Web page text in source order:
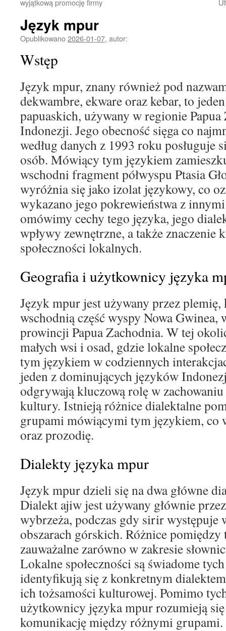
wyjątkową promocję firmy
Język mpur
Opublikowano2026-01-07, autor:
Wstęp
Język mpur, znany również pod
dekwambre, ekware oraz kebar, to
papuaskich, używany w regionie
Indonezji. Jego obecność sięga co
według danych z 1993 roku posługuje
osób. Mówiący tym językiem
wschodni fragment półwyspu Ptasia
wyróżnia się jako izolat językowy, co
wykazano jego pokrewieństwa z
omówimy cechy tego języka, jego
wpływy zewnętrzne, a także znaczenie
społeczności lokalnych.
Geografia i użytkownicy języka
Język mpur jest używany przez
wschodnią część wyspy Nowa Gwinea,
prowincji Papua Zachodnia. W tej
małych wsi i osad, gdzie lokalne
tym językiem w codziennych
jeden z dominujących języków
odgrywają kluczową rolę w
kultury. Istnieją różnice dialektalne
grupami mówiącymi tym językiem, co
oraz prozodię.
Dialekty języka mpur
Język mpur dzieli się na dwa główne
Dialekt ajiw jest używany głównie
wybrzeża, podczas gdy sirir występuje
obszarach górskich. Różnice
zauważalne zarówno w zakresie
Lokalne społeczności są świadome
identyfikują się z konkretnym
ich tożsamości kulturowej. Pomimo
użytkownicy języka mpur rozumieją się
komunikację między różnymi grupami.